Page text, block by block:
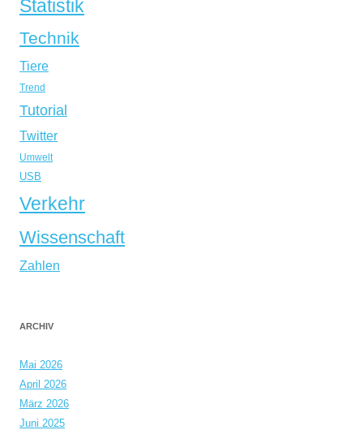
Statistik
Technik
Tiere
Trend
Tutorial
Twitter
Umwelt
USB
Verkehr
Wissenschaft
Zahlen
ARCHIV
Mai 2026
April 2026
März 2026
Juni 2025